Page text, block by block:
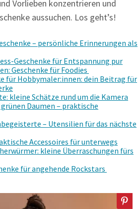
Vorlieben konzentrieren und
aussuchen. Los geht’s!
– persönliche Erinnerungen als
Geschenke für Entspannung pur
Geschenke für Foodies
für Hobbymaler:innen: dein Beitrag für
kleine Schätze rund um die Kamera
Daumen – praktische
– Utensilien für das nächste
Accessoires für unterwegs
kleine Überraschungen fürs
für angehende Rockstars